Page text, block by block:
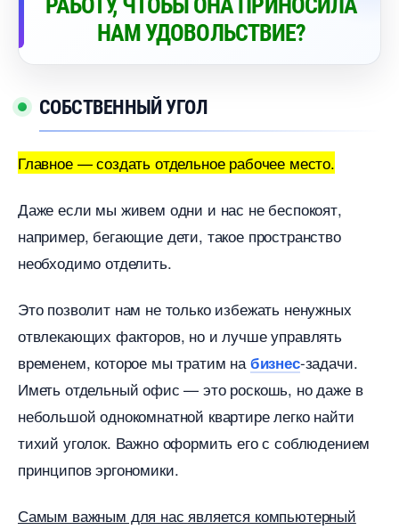
РАБОТУ, ЧТОБЫ ОНА ПРИНОСИЛА
НАМ УДОВОЛЬСТВИЕ?
СОБСТВЕННЫЙ УГОЛ
Главное — создать отдельное рабочее место.
Даже если мы живем одни и нас не беспокоят,
например, бегающие дети, такое пространство
необходимо отделить.
Это позволит нам не только избежать ненужных
отвлекающих факторов, но и лучше управлять
ременем, которое мы тратим наизнес-задачи.
Иметь отдельный офис — это роскошь, но даже
небольшой однокомнатной квартире легко найти
тихий уголок. Важно оформить его с соблюдением
принципов эргономики.
Самым важным для нас является компьютерный